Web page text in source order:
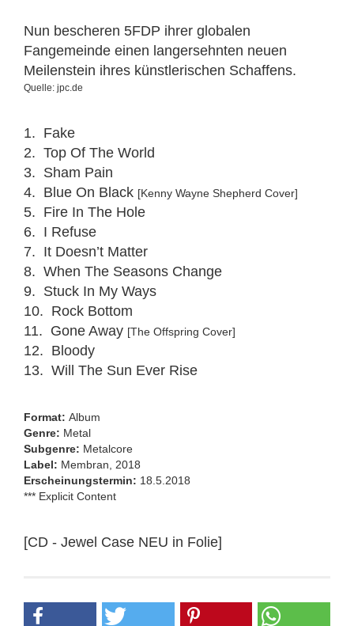
Nun bescheren 5FDP ihrer globalen
Fangemeinde einen langersehnten neuen
Meilenstein ihres künstlerischen Schaffens.
Quelle: jpc.de
1. Fake
2. Top Of The World
3. Sham Pain
4. Blue On Black [Kenny Wayne Shepherd Cover]
5. Fire In The Hole
6. I Refuse
7. It Doesn’t Matter
8. When The Seasons Change
9. Stuck In My Ways
10. Rock Bottom
11. Gone Away [The Offspring Cover]
12. Bloody
13. Will The Sun Ever Rise
Format: Album
Genre: Metal
Subgenre: Metalcore
Label: Membran, 2018
Erscheinungstermin: 18.5.2018
*** Explicit Content
[CD - Jewel Case NEU in Folie]